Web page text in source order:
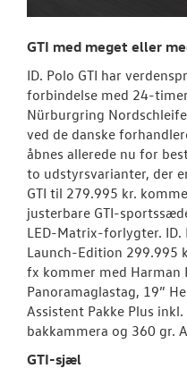
GTI med meget eller
ID. Polo GTI har
forbindelse med 24-
Nürburgring
ved de danske
åbnes allerede nu for
to udstyrsvarianter, der
GTI til 279.995 kr.
justerbare GTI-
LED-Matrix-forlygter. ID.
Launch-Edition 299.995
fx kommer med Harman
Panoramaglastag, 19”
Assistent Pakke Plus
bakkammera og 360 gr.
GTI-sjæl